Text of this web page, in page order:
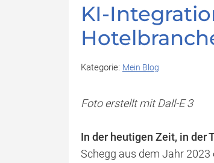
KI-
Kategorie: Mein Blog
Foto erstellt mit Dall-E 3
In der heutigen Zeit, in der
Schegg aus dem Jahr